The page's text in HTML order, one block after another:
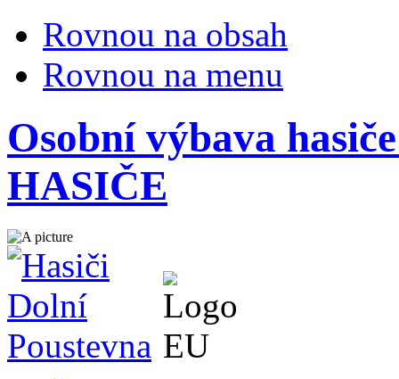
Rovnou na obsah
Rovnou na menu
Osobní výbava
HASIČE